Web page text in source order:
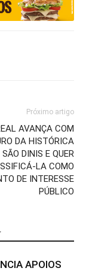
Próximo artigo
AVANÇA COM
DA HISTÓRICA
DINIS E QUER
LA COMO
DE INTERESSE
PÚBLICO
APOIOS